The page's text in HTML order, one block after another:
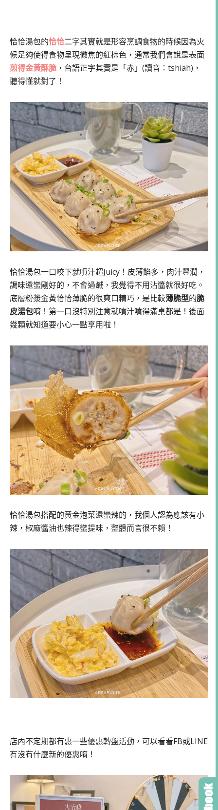
恰恰湯包的恰恰二字其實就是形容烹調食物的時候因為火
候足夠使得食物呈現微焦的紅棕色，通常我們會說是表面
煎得金黃酥脆 ，台語正字其實是「赤」(讀音：tshiah)，
聽得懂就對了！
恰恰湯包一口咬下就噴汁超Juicy！皮薄餡多，肉汁豐潤，
調味還蠻剛好的，不會過鹹，我覺得不用沾醬就很好吃。
底層粉漿金黃恰恰薄脆的很爽口精巧，是比較薄脆型的脆
皮湯包唷！第一口沒特別注意就噴汁噴得滿桌都是！後面
幾顆就知道要小心一點享用啦！
恰恰湯包搭配的黃金泡菜還蠻辣的，我個人認為應該有小
辣，椒麻醬油也辣得蠻提味，整體而言很不賴！
店內不定期都有惠一些優惠轉盤活動，可以看看FB或LINE
有沒有什麼新的優惠唷！